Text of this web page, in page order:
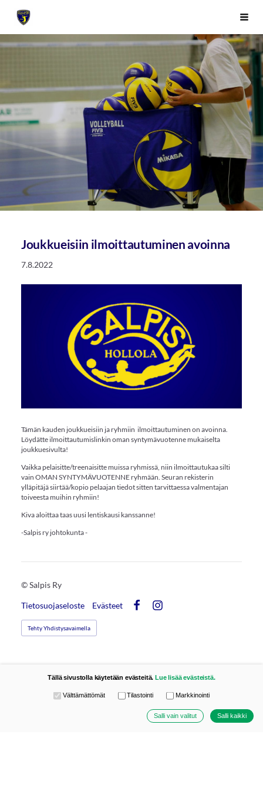
Siirry
sivunSivuston etusivulle
Joukkueisiin ilmoittautuminen avoinna
7.8.2022
Tämän kauden joukkueisiin ja ryhmiin ilmoittautuminen on avoinna.
Löydätte ilmoittautumislinkin oman syntymävuotenne mukaiselta
joukkuesivulta!
Vaikka pelaisitte/treenaisitte muissa ryhmissä, niin ilmoittautukaa silti
vain OMAN SYNTYMÄVUOTENNE ryhmään. Seuran rekisterin
ylläpitäjä siirtää/kopio pelaajan tiedot sitten tarvittaessa valmentajan
toiveesta muihin ryhmiin!
Kiva aloittaa taas uusi lentiskausi kanssanne!
-Salpis ry johtokunta -
©Salpis Ry
Tietosuojaseloste
Evästeet
Tehty Yhdistysavaimella
Tällä sivustolla käytetään evästeitä.Lue lisää evästeistä.
Valitse käytettävät evästeet
Välttämättömät Tilastointi Markkinointi
Salli vain valitut Salli kaikki